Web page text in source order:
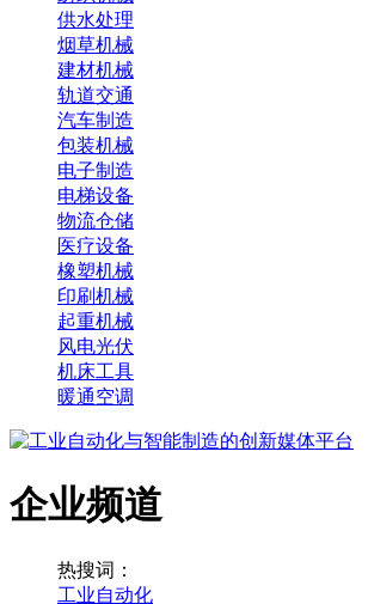
供水处理
烟草机械
建材机械
轨道交通
汽车制造
包装机械
电子制造
电梯设备
物流仓储
医疗设备
橡塑机械
印刷机械
起重机械
风电光伏
机床工具
暖通空调
企业频道
热搜词：
工业自动化